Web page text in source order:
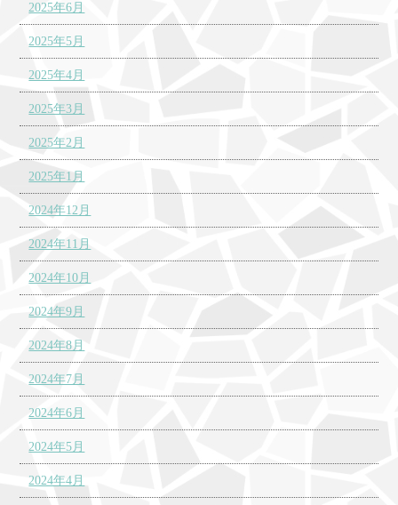
2025年6月
2025年5月
2025年4月
2025年3月
2025年2月
2025年1月
2024年12月
2024年11月
2024年10月
2024年9月
2024年8月
2024年7月
2024年6月
2024年5月
2024年4月